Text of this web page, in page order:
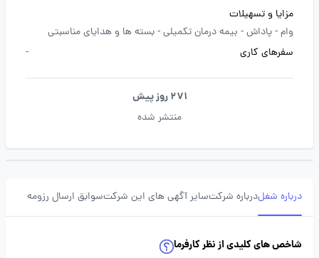
مزایا و تسهیلات
وام -پاداش - بیمه درمان تکمیلی -بسته ها و هدایای مناسبتی
سفرهای کاری
-
271 روز پیش
منتشر شده
درباره شغلدرباره شرکتسایر آگهی های این شرکتسوابق ارسال رزومه
شاخص های کلیدی از نظر کارفرما